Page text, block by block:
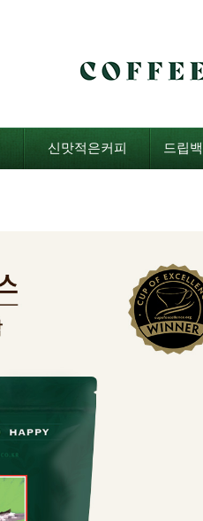
신맛적은커피 드립